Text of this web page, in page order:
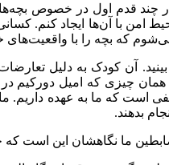
چند قدم اول در خصوص
امن با آن‌ها ایجاد کنم.
که بچه را با
آن کودک به دلیل تعارضات
چیزی که امیل دورکیم در
است که ما به عهده
ما نگاهشان این است